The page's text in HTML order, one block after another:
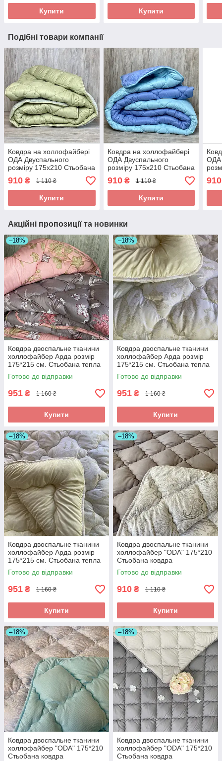
Купити Купити
Подібні товари компанії
Ковдра на холлофайбері
ОДА Двуспального
розміру 175х210 Стьобана
зимова ковдра високої
якості
910 ₴ 1 110 ₴
Купити
Ковдра на холлофайбері
ОДА Двуспального
розміру 175х210 Стьобана
зимова ковдра високої
якості
910₴ 1 110 ₴
Купити
ОДА
910
Акційні пропозиції та новинки
–18%
Ковдра двоспальне тканини
холлофайбер Арда розмір
175*215 см. Стьобана тепла
ковдра
Готово до відправки
951 ₴ 1 160 ₴
Купити
–18%
Ковдра двоспальне тканини
холлофайбер Арда розмір
175*215 см. Стьобана тепла
ковдра
Готово до відправки
951 ₴ 1 160 ₴
Купити
–18%
Ковдра двоспальне тканини
холлофайбер Арда розмір
175*215 см. Стьобана тепла
ковдра
Готово до відправки
951 ₴ 1 160 ₴
Купити
–18%
Ковдра двоспальне тканини
холлофайбер "ODA" 175*210
Стьобана ковдра
Готово до відправки
910 ₴ 1 110 ₴
Купити
–18%
Ковдра двоспальне тканини
холлофайбер "ODA" 175*210
Стьобана ковдра
–18%
Ковдра двоспальне тканини
холлофайбер "ODA" 175*210
Стьобана ковдра